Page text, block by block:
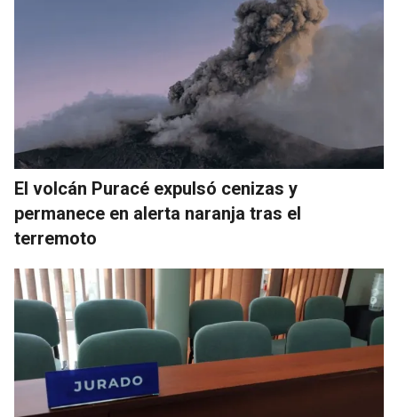
El volcán Puracé expulsó cenizas y
permanece en alerta naranja tras el
terremoto